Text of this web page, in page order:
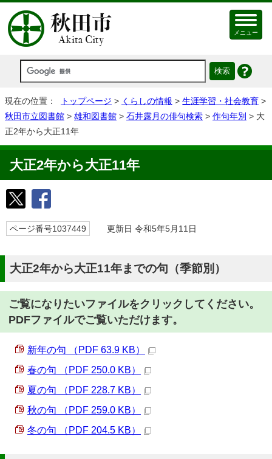
メニュー
現在の位置： トップページ > くらしの情報 > 生涯学習・社会教育 >
秋田市立図書館 > 雄和図書館 > 石井露月の俳句検索 > 作句年別 > 大
正2年から大正11年
大正2年から大正11年
ページ番号1037449 更新日 令和5年5月11日
大正2年から大正11年までの句（季節別）
ご覧になりたいファイルをクリックしてください。
PDFファイルでご覧いただけます。
新年の句 （PDF 63.9 KB）
春の句 （PDF 250.0 KB）
夏の句 （PDF 228.7 KB）
秋の句 （PDF 259.0 KB）
冬の句 （PDF 204.5 KB）